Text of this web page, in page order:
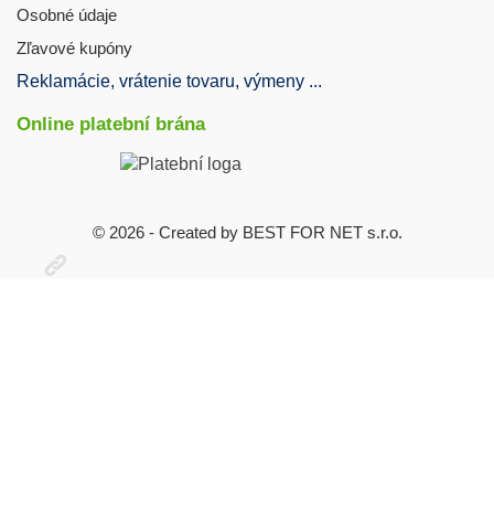
Osobné údaje
Zľavové kupóny
Reklamácie, vrátenie tovaru, výmeny ...
Otevřit
Online platební brána
© 2026 - Created by BEST FOR NET s.r.o.